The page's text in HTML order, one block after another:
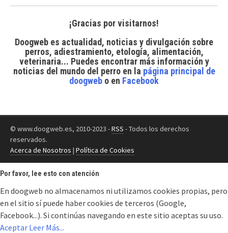
¡Gracias por visitarnos!
Doogweb es actualidad, noticias y divulgación sobre
perros, adiestramiento, etología, alimentación,
veterinaria... Puedes encontrar más información y
noticias del mundo del perroen la página principal de
doogweb o en Facebook
© www.doogweb.es, 2010-2023 -RSS - Todos los derechos
reservados.
Acerca de Nosotros | Política de Cookies
Por favor, lee esto con atención
En doogweb no almacenamos ni utilizamos cookies propias, pero
en el sitio sí puede haber cookies de terceros (Google,
Facebook...). Si continúas navegando en este sitio aceptas su uso.
Aceptar Leer Más...